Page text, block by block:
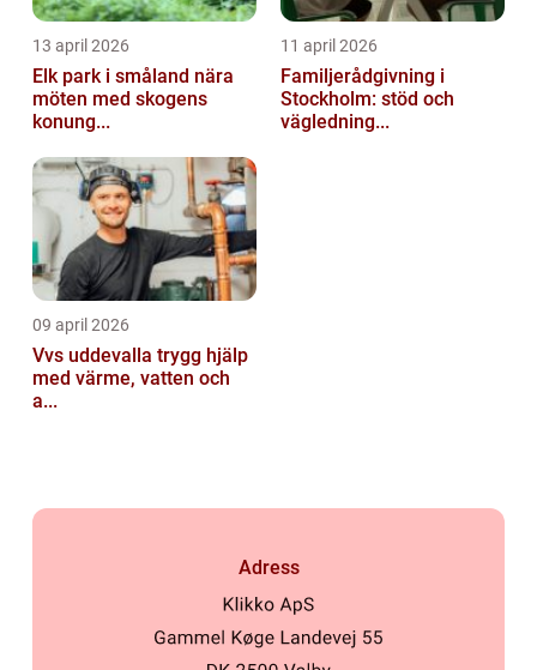
13 april 2026
Elk park i småland nära
möten med skogens
konung...
11 april 2026
Familjerådgivning i
Stockholm: stöd och
vägledning...
09 april 2026
Vvs uddevalla trygg hjälp
med värme, vatten och
a...
Adress